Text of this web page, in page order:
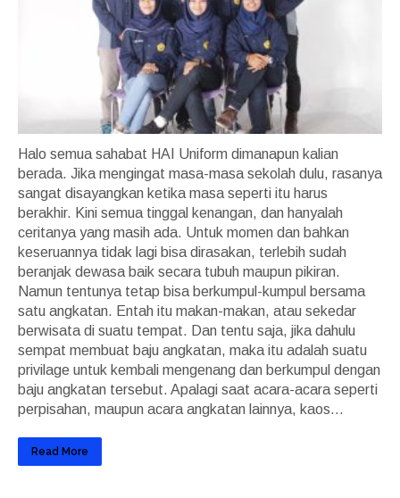
Halo semua sahabat HAI Uniform dimanapun kalian
berada. Jika mengingat masa-masa sekolah dulu, rasanya
sangat disayangkan ketika masa seperti itu harus
berakhir. Kini semua tinggal kenangan, dan hanyalah
ceritanya yang masih ada. Untuk momen dan bahkan
keseruannya tidak lagi bisa dirasakan, terlebih sudah
beranjak dewasa baik secara tubuh maupun pikiran.
Namun tentunya tetap bisa berkumpul-kumpul bersama
satu angkatan. Entah itu makan-makan, atau sekedar
berwisata di suatu tempat. Dan tentu saja, jika dahulu
sempat membuat baju angkatan, maka itu adalah suatu
privilage untuk kembali mengenang dan berkumpul dengan
baju angkatan tersebut. Apalagi saat acara-acara seperti
perpisahan, maupun acara angkatan lainnya, kaos...
Read More